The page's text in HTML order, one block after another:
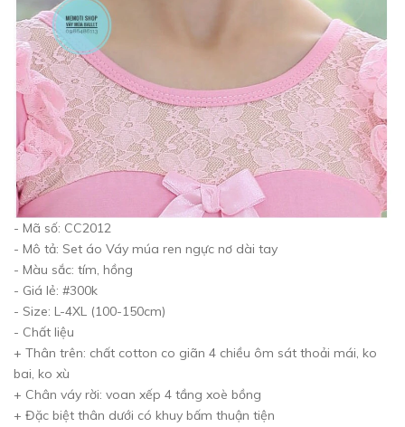
- Mã số: CC2012
- Mô tả: Set áo Váy múa ren ngực nơ dài tay
- Màu sắc: tím, hồng
- Giá lẻ: #300k
- Size: L-4XL (100-150cm)
- Chất liệu
+ Thân trên: chất cotton co giãn 4 chiều ôm sát thoải mái, ko
bai, ko xù
+ Chân váy rời: voan xếp 4 tầng xoè bồng
+ Đặc biệt thân dưới có khuy bấm thuận tiện